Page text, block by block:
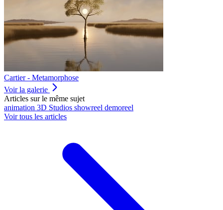
Cartier - Metamorphose
Voir la galerie
Articles sur le même sujet
animation 3D Studios showreel demoreel
Voir tous les articles